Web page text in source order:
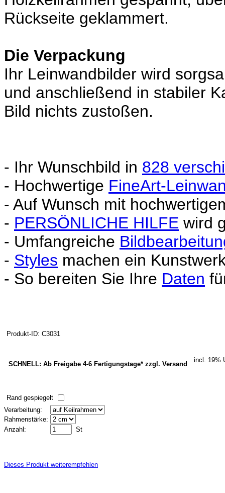
Rückseite geklammert.
Die Verpackung
Ihr Leinwandbilder wird
und anschließend in stabiler
Bild nichts zustoßen.
- Ihr Wunschbild in 828
- Hochwertige FineArt-
- Auf Wunsch mit
- PERSÖNLICHE HILFE wird
- Umfangreiche
- Styles machen ein
- So bereiten Sie Ihre Daten
Produkt-ID: C3031
incl. 19%
SCHNELL: Ab Freigabe 4-6 Fertigungstage* zzgl. Versand
Rand gespiegelt
Verarbeitung:
Rahmenstärke:
Anzahl:
St
Dieses Produkt weiterempfehlen